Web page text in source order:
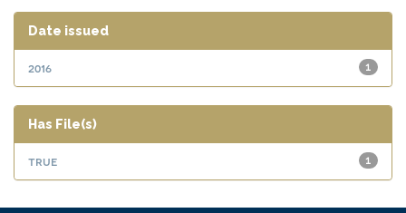
Date issued
1
2016
Has File(s)
1
true